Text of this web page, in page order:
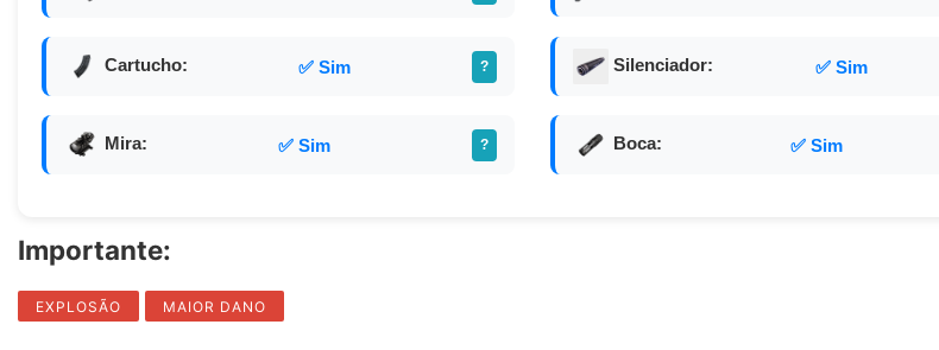
Cartucho: ✅ Sim ? Silenciador: ✅ Sim
Mira: ✅ Sim ? Boca: ✅ Sim
Importante:
EXPLOSÃO MAIOR DANO